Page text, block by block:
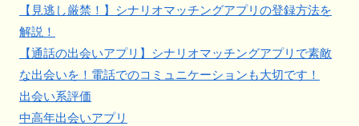
【見逃し厳禁！】シナリオマッチングアプリの登録方法を
解説！
【通話の出会いアプリ】シナリオマッチングアプリで素敵
な出会いを！電話でのコミュニケーションも大切です！
出会い系評価
中高年出会いアプリ